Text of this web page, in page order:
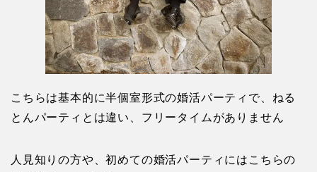
こちらは基本的に半個室形式の婚活パーティで、ねる
とんパーティとは違い、フリータイムがありません
人見知りの方や、初めての婚活パーティにはこちらの